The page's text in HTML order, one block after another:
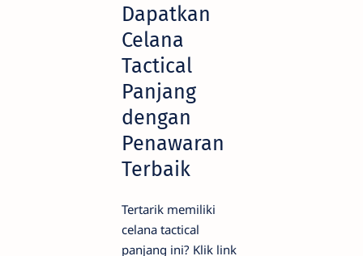
Dapatkan
Celana
Tactical
Panjang
dengan
Penawaran
Terbaik
Tertarik memiliki
celana tactical
panjang ini? Klik link